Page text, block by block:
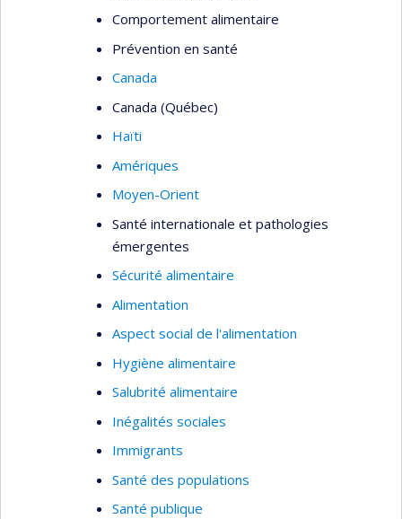
Comportement alimentaire
Prévention en santé
Canada
Canada (Québec)
Haïti
Amériques
Moyen-Orient
Santé internationale et pathologies
émergentes
Sécurité alimentaire
Alimentation
Aspect social de l'alimentation
Hygiène alimentaire
Salubrité alimentaire
Inégalités sociales
Immigrants
Santé des populations
Santé publique